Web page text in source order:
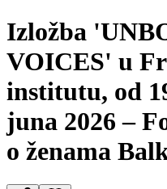
Izložba
VOICES' u
institutu, od
juna 2026 –
o ženama